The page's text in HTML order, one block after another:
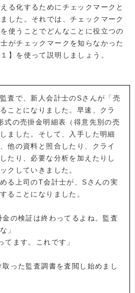
る化するためにチェックマークと
した。それでは、チェックマーク
使うことでどんなことに役立つの
がチェックマークを知らなかった
】を使って説明しましょう。
査で、新人会計士のSさんが「売
ことになりました。早速、クラ
式の売掛金明細表（得意先別の売
ました。そして、入手した明細
他の資料と照合したり、クライ
たり、必要な分析を加えたりし
クしていきました。
る上司のT会計士が、Sさんの実
ることになりました。
の検証は終わってるよね。監査
」
てます。これです」
った監査調書を査閲し始めまし